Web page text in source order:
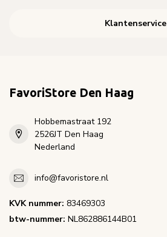
Klantenservice
FavoriStore Den Haag
Hobbemastraat 192
2526JT Den Haag
Nederland
info@favoristore.nl
KVK nummer: 83469303
btw-nummer: NL862886144B01